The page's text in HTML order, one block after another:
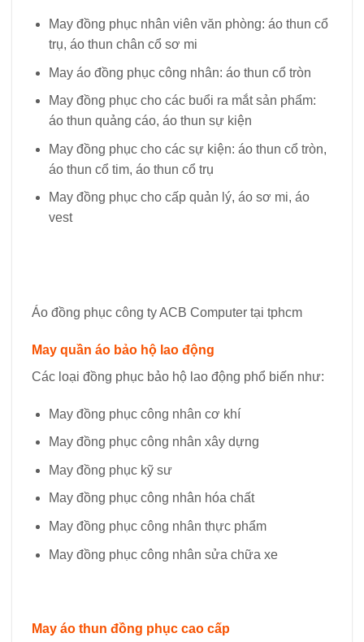
May đồng phục nhân viên văn phòng: áo thun cổ
trụ, áo thun chân cổ sơ mi
May áo đồng phục công nhân: áo thun cổ tròn
May đồng phục cho các buổi ra mắt sản phẩm:
áo thun quảng cáo, áo thun sự kiện
May đồng phục cho các sự kiện: áo thun cổ tròn,
áo thun cổ tim, áo thun cổ trụ
May đồng phục cho cấp quản lý, áo sơ mi, áo
vest
Áo đồng phục công ty ACB Computer tại tphcm
May quần áo bảo hộ lao động
Các loại đồng phục bảo hộ lao động phổ biến như:
May đồng phục công nhân cơ khí
May đồng phục công nhân xây dựng
May đồng phục kỹ sư
May đồng phục công nhân hóa chất
May đồng phục công nhân thực phẩm
May đồng phục công nhân sửa chữa xe
May áo thun đồng phục cao cấp